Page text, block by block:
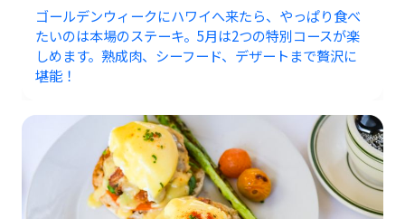
ゴールデンウィークにハワイへ来たら、やっぱり食べ
たいのは本場のステーキ。5月は2つの特別コースが楽
しめます。熟成肉、シーフード、デザートまで贅沢に
堪能！